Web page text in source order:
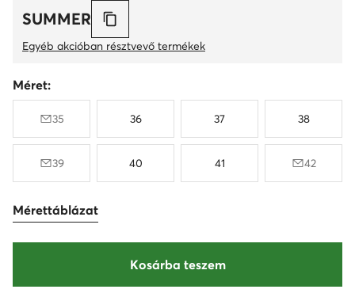
SUMMER
Egyéb akcióban résztvevő termékek
Méret:
35 36 37 38
39 40 41 42
Mérettáblázat
Kosárba teszem